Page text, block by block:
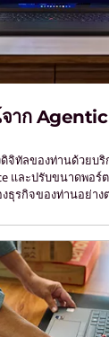
าก Agentic
ดิจิทัลของท่านด้วยบ
และปรับขนาดพอร์
ธุรกิจของท่านอย่าง